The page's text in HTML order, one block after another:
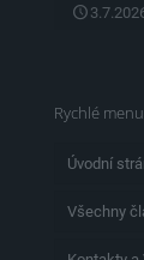
Rychlé menu
Úvodní
Všechny